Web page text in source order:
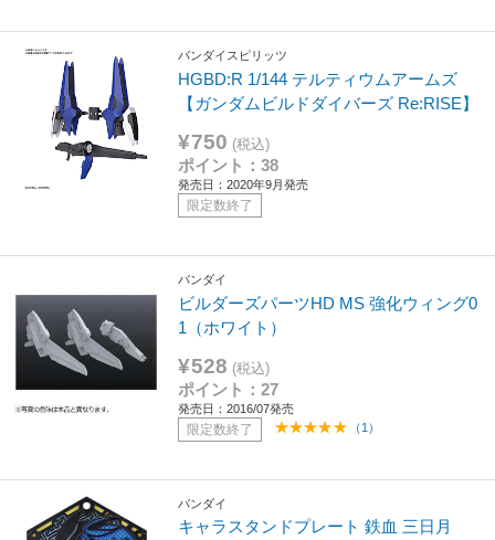
バンダイスピリッツ
HGBD:R 1/144 テルティウムアームズ
【ガンダムビルドダイバーズ Re:RISE】
¥750 (税込)
ポイント：38
発売日：2020年9月発売
限定数終了
バンダイ
ビルダーズパーツHD MS 強化ウィング0
1（ホワイト）
¥528 (税込)
ポイント：27
発売日：2016/07発売
限定数終了 （1）
バンダイ
キャラスタンドプレート 鉄血 三日月